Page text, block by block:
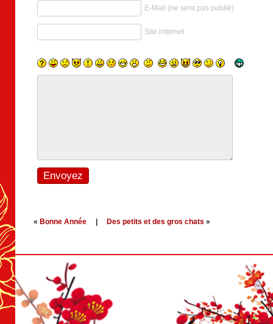
E-Mail (ne sera pas publié)
Site internet
« Bonne Année Des petits et des gros chats »